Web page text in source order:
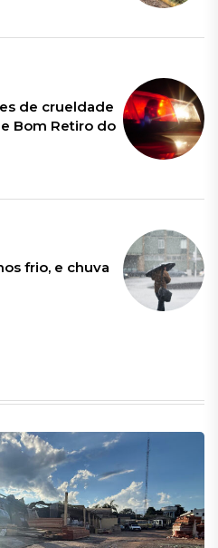
de crueldade
Bom Retiro do
frio, e chuva